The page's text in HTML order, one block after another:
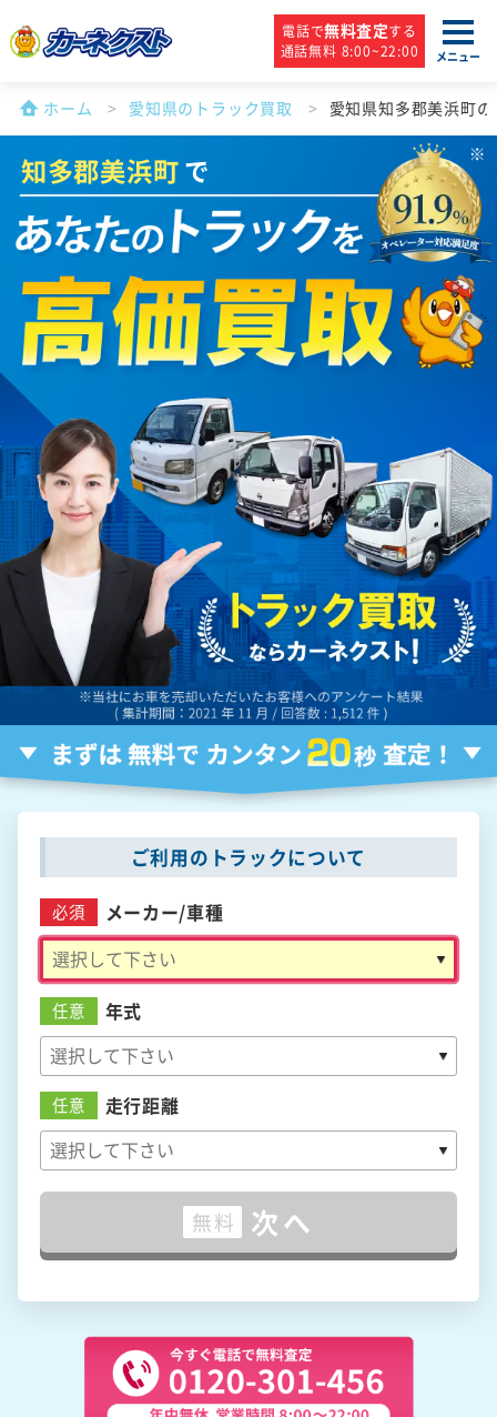
電話で無料査定する
通話無料 8:00~22:00
メニュー
ホーム 愛知県のトラック買取 愛知県知多郡美浜町
知多郡美浜町で
ご利用のトラックについて
必須 メーカー/車種
任意 年式
任意 走行距離
無料 次へ